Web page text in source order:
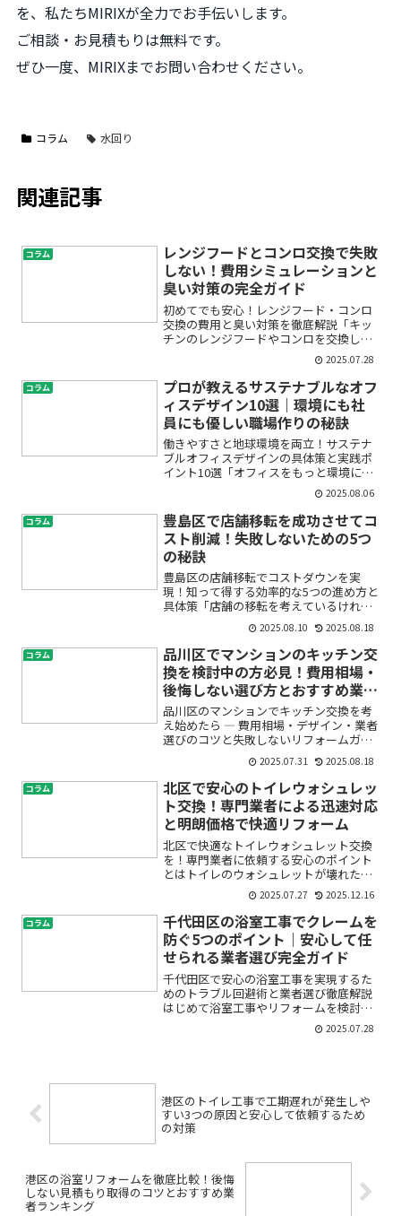
を、私たちMIRIXが全力でお手伝いします。
ご相談・お見積もりは無料です。
ぜひ一度、MIRIXまでお問い合わせください。
コラム 水回り
関連記事
コラム
レンジフードとコンロ交換で失敗
しない！費用シミュレーションと
臭い対策の完全ガイド
初めてでも安心！レンジフード・コンロ
交換の費用と臭い対策を徹底解説「キッ
チンのレンジフードやコンロを交換した
いけど、費用がわからない」「工事後に
臭いが残ったらどうしよう」…そんな不
安や疑問をお持ちではありませんか？初
めてのレンジフードやコン...
2025.07.28
コラム
プロが教えるサステナブルなオフ
ィスデザイン10選｜環境にも社
員にも優しい職場作りの秘訣
働きやすさと地球環境を両立！サステナ
ブルオフィスデザインの具体策と実践ポ
イント10選「オフィスをもっと環境にや
さしくしたい」「SDGsやサステナビリテ
ィを意識した職場作りに興味はあるけ
ど、何から始めたらいいか分からな
い…」そんな悩みを感じて...
2025.08.06
コラム
豊島区で店舗移転を成功させてコ
スト削減！失敗しないための5つ
の秘訣
豊島区の店舗移転でコストダウンを実
現！知って得する効率的な5つの進め方と
具体策「店舗の移転を考えているけれ
ど、豊島区で本当にコスト削減できる
の？」「初期費用や移転費用が高すぎな
いか不安…」「交渉やレイアウトの最適
化ってどうしたらいいの？」—...
2025.08.10 2025.08.18
コラム
品川区でマンションのキッチン交
換を検討中の方必見！費用相場・
後悔しない選び方とおすすめ業者
ランキング
品川区のマンションでキッチン交換を考
え始めたら ― 費用相場・デザイン・業者
選びのコツと失敗しないリフォームガイ
ド「マンションのキッチンが古くて使い
づらい…」「リフォームしたいけど、費
用や手順がわからなくて不安」「業者選
びで失敗したくない」...
2025.07.31 2025.08.18
コラム
北区で安心のトイレウォシュレッ
ト交換！専門業者による迅速対応
と明朗価格で快適リフォーム
北区で快適なトイレウォシュレット交換
を！専門業者に依頼する安心のポイント
とはトイレのウォシュレットが壊れた
り、古くなって不調を感じたりしていま
せんか？「水漏れが心配」「突然動かな
くなった」「自分で交換できるのか不
安」など、トイレウォシュレッ...
2025.07.27 2025.12.16
コラム
千代田区の浴室工事でクレームを
防ぐ5つのポイント｜安心して任
せられる業者選び完全ガイド
千代田区で安心の浴室工事を実現するた
めのトラブル回避術と業者選び徹底解説
はじめて浴室工事やリフォームを検討す
る際、「うまくいくかな」「トラブルや
クレームが出たらどうしよう」と不安に
2025.07.28
港区のトイレ工事で工期遅れが発生しや
すい3つの原因と安心して依頼するため
の対策
港区の浴室リフォームを徹底比較！後悔
しない見積もり取得のコツとおすすめ業
者ランキング